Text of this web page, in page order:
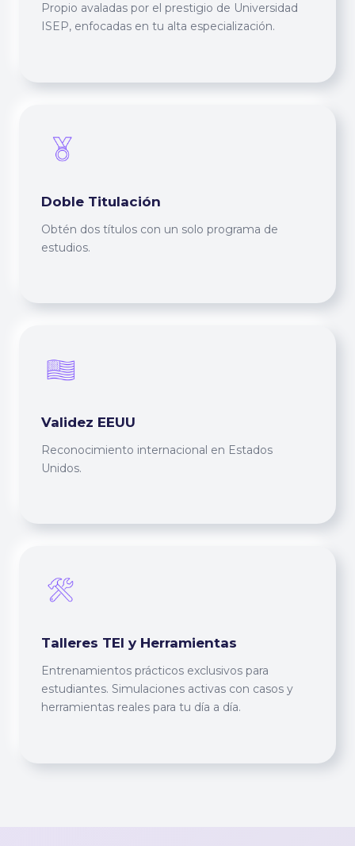
Propio avaladas por el prestigio de Universidad
ISEP, enfocadas en tu alta especialización.
Doble Titulación
Obtén dos títulos con un solo programa de
estudios.
Validez EEUU
Reconocimiento internacional en Estados
Unidos.
Talleres TEI y Herramientas
Entrenamientos prácticos exclusivos para
estudiantes. Simulaciones activas con casos y
herramientas reales para tu día a día.